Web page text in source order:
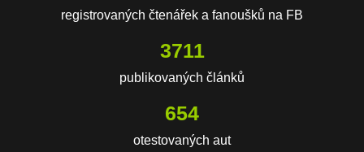
registrovaných čtenářek a fanoušků na FB
3711
publikovaných článků
654
otestovaných aut